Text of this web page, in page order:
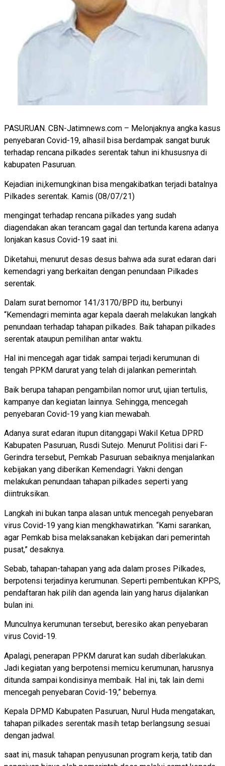
PASURUAN. CBN-Jatimnews.com – Melonjaknya angka kasus
penyebaran Covid-19, alhasil bisa berdampak sangat buruk
terhadap rencana pilkades serentak tahun ini khususnya di
kabupaten Pasuruan.
Kejadian ini,kemungkinan bisa mengakibatkan terjadi batalnya
Pilkades serentak. Kamis (08/07/21)
mengingat terhadap rencana pilkades yang sudah
diagendakan akan terancam gagal dan tertunda karena adanya
lonjakan kasus Covid-19 saat ini.
Diketahui, menurut desas desus bahwa ada surat edaran dari
kemendagri yang berkaitan dengan penundaan Pilkades
serentak.
Dalam surat bernomor 141/3170/BPD itu, berbunyi
“Kemendagri meminta agar kepala daerah melakukan langkah
penundaan terhadap tahapan pilkades. Baik tahapan pilkades
serentak ataupun pemilihan antar waktu.
Hal ini mencegah agar tidak sampai terjadi kerumunan di
tengah PPKM darurat yang telah di jalankan pemerintah.
Baik berupa tahapan pengambilan nomor urut, ujian tertulis,
kampanye dan kegiatan lainnya. Sehingga, mencegah
penyebaran Covid-19 yang kian mewabah.
Adanya surat edaran itupun ditanggapi Wakil Ketua DPRD
Kabupaten Pasuruan, Rusdi Sutejo. Menurut Politisi dari F-
Gerindra tersebut, Pemkab Pasuruan sebaiknya menjalankan
kebijakan yang diberikan Kemendagri. Yakni dengan
melakukan penundaan tahapan pilkades seperti yang
diintruksikan.
Langkah ini bukan tanpa alasan untuk mencegah penyebaran
virus Covid-19 yang kian mengkhawatirkan. “Kami sarankan,
agar Pemkab bisa melaksanakan kebijakan dari pemerintah
pusat,” desaknya.
Sebab, tahapan-tahapan yang ada dalam proses Pilkades,
berpotensi terjadinya kerumunan. Seperti pembentukan KPPS,
pendaftaran hak pilih dan agenda lain yang harus dijalankan
bulan ini.
Munculnya kerumunan tersebut, beresiko akan penyebaran
virus Covid-19.
Apalagi, penerapan PPKM darurat kan sudah diberlakukan.
Jadi kegiatan yang berpotensi memicu kerumunan, harusnya
ditunda sampai kondisinya membaik. Hal ini, tak lain demi
mencegah penyebaran Covid-19,” bebernya.
Kepala DPMD Kabupaten Pasuruan, Nurul Huda mengatakan,
tahapan pilkades serentak masih tetap berlangsung sesuai
dengan jadwal.
saat ini, masuk tahapan penyusunan program kerja, tatib dan